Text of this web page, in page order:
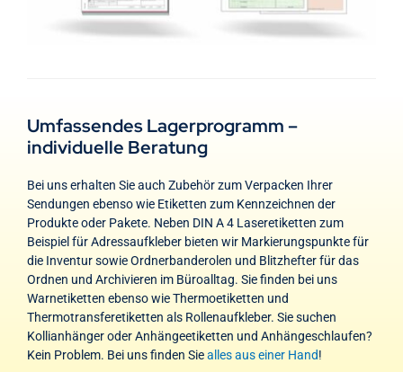
Umfassendes Lagerprogramm –
individuelle Beratung
Bei uns erhalten Sie auch Zubehör zum Verpacken Ihrer
Sendungen ebenso wie Etiketten zum Kennzeichnen der
Produkte oder Pakete. Neben DIN A 4 Laseretiketten zum
Beispiel für Adressaufkleber bieten wir Markierungspunkte für
die Inventur sowie Ordnerbanderolen und Blitzhefter für das
Ordnen und Archivieren im Büroalltag. Sie finden bei uns
Warnetiketten ebenso wie Thermoetiketten und
Thermotransferetiketten als Rollenaufkleber. Sie suchen
Kollianhänger oder Anhängeetiketten und Anhängeschlaufen?
Kein Problem. Bei uns finden Siealles aus einer Hand!